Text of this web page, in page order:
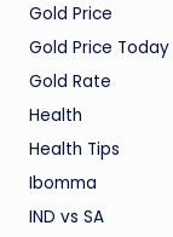
Gold Price
Gold Price Today
Gold Rate
Health
Health Tips
Ibomma
IND vs SA